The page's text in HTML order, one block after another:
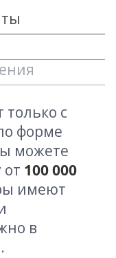
с
форме
можете
100 000
имеют
в